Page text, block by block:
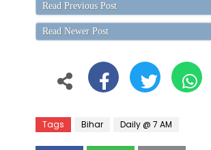
Read Previous Post
Read Newer Post
Tags Bihar Daily @ 7 AM